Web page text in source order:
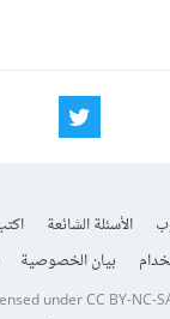
الأسئلة الشائعة
بيان الخصوصية
underCC BY-NC-